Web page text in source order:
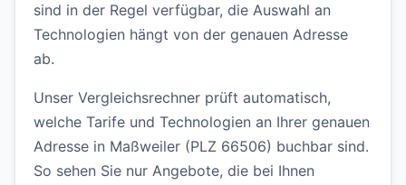
sind in der Regel verfügbar, die Auswahl an
Technologien hängt von der genauen Adresse
ab.
Unser Vergleichsrechner prüft automatisch,
welche Tarife und Technologien an Ihrer genauen
Adresse in Maßweiler (PLZ 66506) buchbar sind.
So sehen Sie nur Angebote, die bei Ihnen